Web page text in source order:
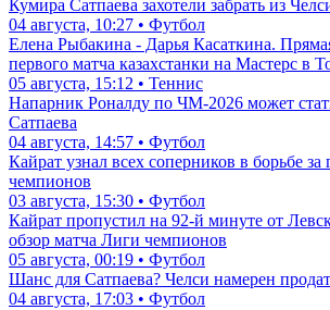
Кумира Сатпаева захотели забрать из
04 августа, 10:27 • Футбол
Елена Рыбакина - Дарья Касаткина.
первого матча казахстанки на Мастерс в
05 августа, 15:12 • Теннис
Напарник Роналду по ЧМ-2026 может
Сатпаева
04 августа, 14:57 • Футбол
Кайрат узнал всех соперников в борьбе
чемпионов
03 августа, 15:30 • Футбол
Кайрат пропустил на 92-й минуте от
обзор матча Лиги чемпионов
05 августа, 00:19 • Футбол
Шанс для Сатпаева? Челси намерен
04 августа, 17:03 • Футбол